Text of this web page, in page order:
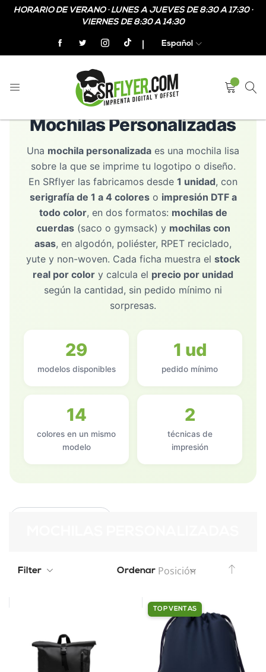
HORARIO DE VERANO · LUNES A JUEVES DE 8:30 A 17:30 ·
VIERNES DE 8:30 A 14:30
Español
MERCHANDISING TEXTIL
Mochilas Personalizadas
Una mochila personalizada es una mochila lisa
sobre la que se imprime tu logotipo o diseño.
En SRflyer las fabricamos desde 1 unidad, con
serigrafía de 1 a 4 coloreso impresión DTF a
todo color, en dos formatos: mochilas de
cuerdas(saco o gymsack) y mochilas con
asas, en algodón, poliéster, RPET reciclado,
yute y non-woven. Cada ficha muestra el stock
real por color y calcula el precio por unidad
según la cantidad, sin pedido mínimo ni
sorpresas.
29
modelos disponibles
1 ud
pedido mínimo
14
colores en un mismo
modelo
2
técnicas de
impresión
Filter Ordenar
TOP VENTAS